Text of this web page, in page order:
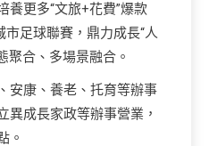
養更多“文旅+花費”爆款
市足球聯賽，鼎力成長“人
聚合、多場景融合。
安康、養老、托育等辦事
異成長家政等辦事營業，
。